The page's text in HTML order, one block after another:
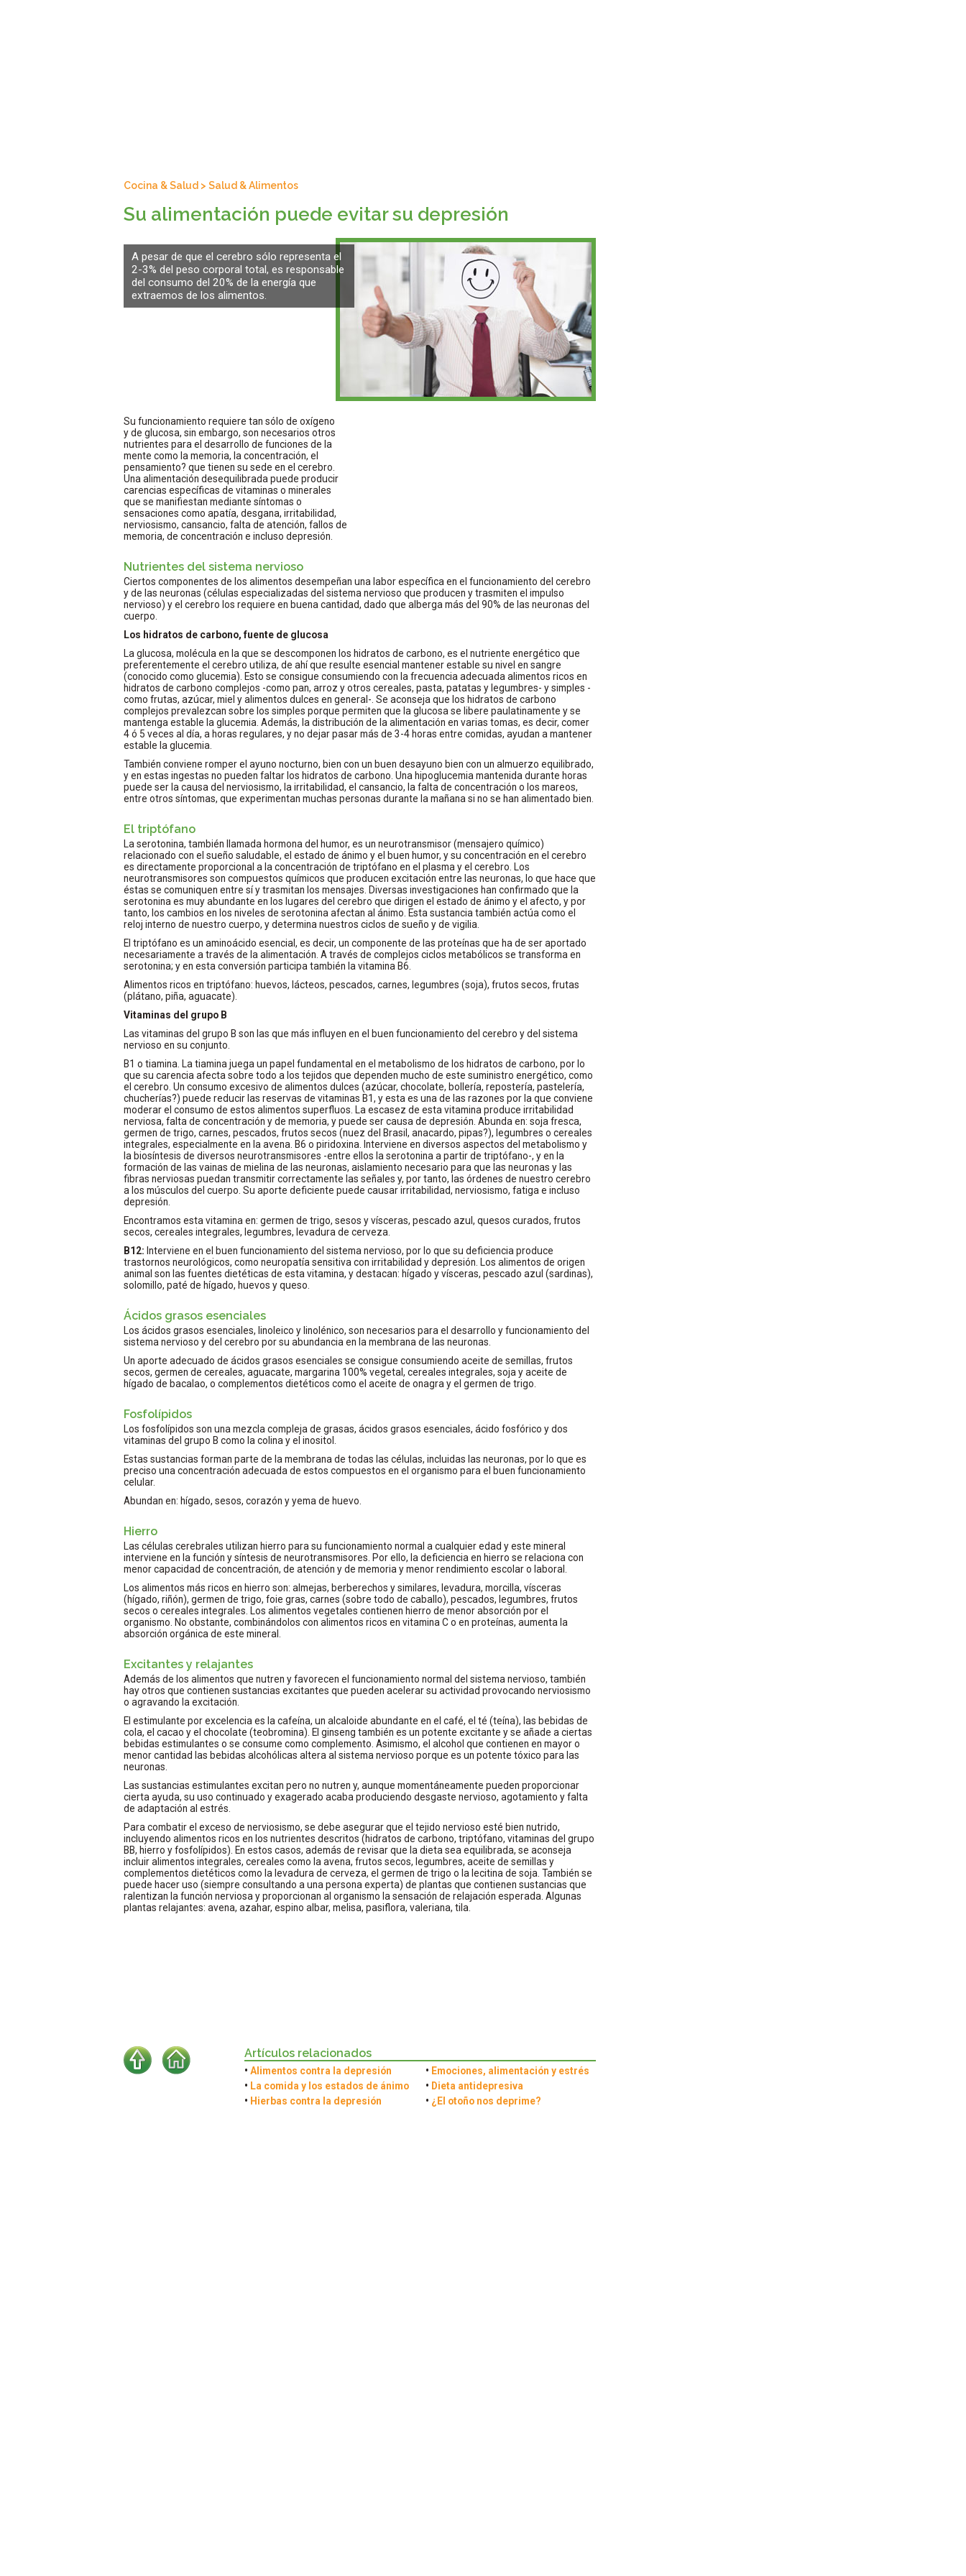
Cocina & Salud > Salud & Alimentos
Su alimentación puede evitar su depresión
A pesar de que el cerebro sólo representa el
2-3% del peso corporal total, es responsable
del consumo del 20% de la energía que
extraemos de los alimentos.
Su funcionamiento requiere tan sólo de oxígeno
y de glucosa, sin embargo, son necesarios otros
nutrientes para el desarrollo de funciones de la
mente como la memoria, la concentración, el
pensamiento? que tienen su sede en el cerebro.
Una alimentación desequilibrada puede producir
carencias específicas de vitaminas o minerales
que se manifiestan mediante síntomas o
sensaciones como apatía, desgana, irritabilidad,
nerviosismo, cansancio, falta de atención, fallos de
memoria, de concentración e incluso depresión.
Nutrientes del sistema nervioso
Ciertos componentes de los alimentos desempeñan una labor específica en el funcionamiento del cerebro
y de las neuronas (células especializadas del sistema nervioso que producen y trasmiten el impulso
nervioso) y el cerebro los requiere en buena cantidad, dado que alberga más del 90% de las neuronas del
cuerpo.
Los hidratos de carbono, fuente de glucosa
La glucosa, molécula en la que se descomponen los hidratos de carbono, es el nutriente energético que
preferentemente el cerebro utiliza, de ahí que resulte esencial mantener estable su nivel en sangre
(conocido como glucemia). Esto se consigue consumiendo con la frecuencia adecuada alimentos ricos en
hidratos de carbono complejos -como pan, arroz y otros cereales, pasta, patatas y legumbres- y simples -
como frutas, azúcar, miel y alimentos dulces en general-. Se aconseja que los hidratos de carbono
complejos prevalezcan sobre los simples porque permiten que la glucosa se libere paulatinamente y se
mantenga estable la glucemia. Además, la distribución de la alimentación en varias tomas, es decir, comer
4 ó 5 veces al día, a horas regulares, y no dejar pasar más de 3-4 horas entre comidas, ayudan a mantener
estable la glucemia.
También conviene romper el ayuno nocturno, bien con un buen desayuno bien con un almuerzo equilibrado,
y en estas ingestas no pueden faltar los hidratos de carbono. Una hipoglucemia mantenida durante horas
puede ser la causa del nerviosismo, la irritabilidad, el cansancio, la falta de concentración o los mareos,
entre otros síntomas, que experimentan muchas personas durante la mañana si no se han alimentado bien.
El triptófano
La serotonina, también llamada hormona del humor, es un neurotransmisor (mensajero químico)
relacionado con el sueño saludable, el estado de ánimo y el buen humor, y su concentración en el cerebro
es directamente proporcional a la concentración de triptófano en el plasma y el cerebro. Los
neurotransmisores son compuestos químicos que producen excitación entre las neuronas, lo que hace que
éstas se comuniquen entre sí y trasmitan los mensajes. Diversas investigaciones han confirmado que la
serotonina es muy abundante en los lugares del cerebro que dirigen el estado de ánimo y el afecto, y por
tanto, los cambios en los niveles de serotonina afectan al ánimo. Esta sustancia también actúa como el
reloj interno de nuestro cuerpo, y determina nuestros ciclos de sueño y de vigilia.
El triptófano es un aminoácido esencial, es decir, un componente de las proteínas que ha de ser aportado
necesariamente a través de la alimentación. A través de complejos ciclos metabólicos se transforma en
serotonina; y en esta conversión participa también la vitamina B6.
Alimentos ricos en triptófano: huevos, lácteos, pescados, carnes, legumbres (soja), frutos secos, frutas
(plátano, piña, aguacate).
Vitaminas del grupo B
Las vitaminas del grupo B son las que más influyen en el buen funcionamiento del cerebro y del sistema
nervioso en su conjunto.
B1 o tiamina. La tiamina juega un papel fundamental en el metabolismo de los hidratos de carbono, por lo
que su carencia afecta sobre todo a los tejidos que dependen mucho de este suministro energético, como
el cerebro. Un consumo excesivo de alimentos dulces (azúcar, chocolate, bollería, repostería, pastelería,
chucherías?) puede reducir las reservas de vitaminas B1, y esta es una de las razones por la que conviene
moderar el consumo de estos alimentos superfluos. La escasez de esta vitamina produce irritabilidad
nerviosa, falta de concentración y de memoria, y puede ser causa de depresión. Abunda en: soja fresca,
germen de trigo, carnes, pescados, frutos secos (nuez del Brasil, anacardo, pipas?), legumbres o cereales
integrales, especialmente en la avena. B6 o piridoxina. Interviene en diversos aspectos del metabolismo y
la biosíntesis de diversos neurotransmisores -entre ellos la serotonina a partir de triptófano-, y en la
formación de las vainas de mielina de las neuronas, aislamiento necesario para que las neuronas y las
fibras nerviosas puedan transmitir correctamente las señales y, por tanto, las órdenes de nuestro cerebro
a los músculos del cuerpo. Su aporte deficiente puede causar irritabilidad, nerviosismo, fatiga e incluso
depresión.
Encontramos esta vitamina en: germen de trigo, sesos y vísceras, pescado azul, quesos curados, frutos
secos, cereales integrales, legumbres, levadura de cerveza.
B12: Interviene en el buen funcionamiento del sistema nervioso, por lo que su deficiencia produce
trastornos neurológicos, como neuropatía sensitiva con irritabilidad y depresión. Los alimentos de origen
animal son las fuentes dietéticas de esta vitamina, y destacan: hígado y vísceras, pescado azul (sardinas),
solomillo, paté de hígado, huevos y queso.
Ácidos grasos esenciales
Los ácidos grasos esenciales, linoleico y linolénico, son necesarios para el desarrollo y funcionamiento del
sistema nervioso y del cerebro por su abundancia en la membrana de las neuronas.
Un aporte adecuado de ácidos grasos esenciales se consigue consumiendo aceite de semillas, frutos
secos, germen de cereales, aguacate, margarina 100% vegetal, cereales integrales, soja y aceite de
hígado de bacalao, o complementos dietéticos como el aceite de onagra y el germen de trigo.
Fosfolípidos
Los fosfolípidos son una mezcla compleja de grasas, ácidos grasos esenciales, ácido fosfórico y dos
vitaminas del grupo B como la colina y el inositol.
Estas sustancias forman parte de la membrana de todas las células, incluidas las neuronas, por lo que es
preciso una concentración adecuada de estos compuestos en el organismo para el buen funcionamiento
celular.
Abundan en: hígado, sesos, corazón y yema de huevo.
Hierro
Las células cerebrales utilizan hierro para su funcionamiento normal a cualquier edad y este mineral
interviene en la función y síntesis de neurotransmisores. Por ello, la deficiencia en hierro se relaciona con
menor capacidad de concentración, de atención y de memoria y menor rendimiento escolar o laboral.
Los alimentos más ricos en hierro son: almejas, berberechos y similares, levadura, morcilla, vísceras
(hígado, riñón), germen de trigo, foie gras, carnes (sobre todo de caballo), pescados, legumbres, frutos
secos o cereales integrales. Los alimentos vegetales contienen hierro de menor absorción por el
organismo. No obstante, combinándolos con alimentos ricos en vitamina C o en proteínas, aumenta la
absorción orgánica de este mineral.
Excitantes y relajantes
Además de los alimentos que nutren y favorecen el funcionamiento normal del sistema nervioso, también
hay otros que contienen sustancias excitantes que pueden acelerar su actividad provocando nerviosismo
o agravando la excitación.
El estimulante por excelencia es la cafeína, un alcaloide abundante en el café, el té (teína), las bebidas de
cola, el cacao y el chocolate (teobromina). El ginseng también es un potente excitante y se añade a ciertas
bebidas estimulantes o se consume como complemento. Asimismo, el alcohol que contienen en mayor o
menor cantidad las bebidas alcohólicas altera al sistema nervioso porque es un potente tóxico para las
neuronas.
Las sustancias estimulantes excitan pero no nutren y, aunque momentáneamente pueden proporcionar
cierta ayuda, su uso continuado y exagerado acaba produciendo desgaste nervioso, agotamiento y falta
de adaptación al estrés.
Para combatir el exceso de nerviosismo, se debe asegurar que el tejido nervioso esté bien nutrido,
incluyendo alimentos ricos en los nutrientes descritos (hidratos de carbono, triptófano, vitaminas del grupo
BB, hierro y fosfolípidos). En estos casos, además de revisar que la dieta sea equilibrada, se aconseja
incluir alimentos integrales, cereales como la avena, frutos secos, legumbres, aceite de semillas y
complementos dietéticos como la levadura de cerveza, el germen de trigo o la lecitina de soja. También se
puede hacer uso (siempre consultando a una persona experta) de plantas que contienen sustancias que
ralentizan la función nerviosa y proporcionan al organismo la sensación de relajación esperada. Algunas
plantas relajantes: avena, azahar, espino albar, melisa, pasiflora, valeriana, tila.
Artículos relacionados
• Alimentos contra la depresión
• La comida y los estados de ánimo
• Hierbas contra la depresión
• Emociones, alimentación y estrés
• Dieta antidepresiva
• ¿El otoño nos deprime?